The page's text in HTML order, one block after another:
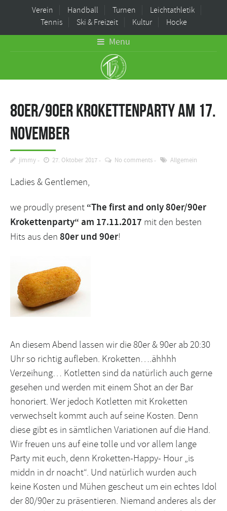
Verein Handball Turnen
Leichtathletik
Tennis
Ski & Freizeit Kultur Hocke
Menu
80er/90er Krokettenparty am 17.
November
jimmy 27. Oktober 2017 No comments Allgemein
Ladies & Gentlemen,
we proudly present “The first and only 80er/90er
Krokettenparty“ am 17.11.2017 mit den besten
Hits aus den 80er und 90er!
An diesem Abend lassen wir die 80er & 90er ab 20:30
Uhr so richtig aufleben. Kroketten….ähhhh
Verzeihung… Kotletten sind da natürlich auch gerne
gesehen und werden mit einem Shot an der Bar
honoriert. Wer jedoch Kotletten mit Kroketten
verwechselt kommt auch auf seine Kosten. Denn
diese gibt es in sämtlichen Variationen auf die Hand.
Wir freuen uns auf eine tolle und vor allem lange
Party mit euch, denn Kroketten-Happy- Hour „is
middn in dr noacht“. Und natürlich wurden auch
keine Kosten und Mühen gescheut um ein echtes Idol
der 80/90er zu präsentieren. Niemand anderes als der